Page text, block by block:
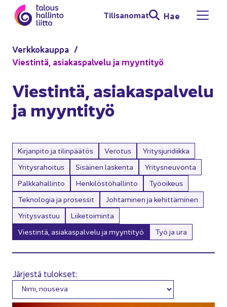
Siir­ry si­säl­töön
Ti­li­sa­no­mat Hae Avaa
Verk­ko­kaup­pa
Vies­tin­tä, asia­kas­pal­ve­lu ja myyn­ti­työ
Vies­tin­tä, asia­kas­pal­ve­lu
ja myyn­ti­työ
Kirjanpito ja tilinpäätös Verotus
Yritysjuridiikka
Yritysrahoitus
Sisäinen laskenta
Yritysneuvonta
Palkkahallinto
Henkilöstöhallinto
Työoikeus
Teknologia ja prosessit
Johtaminen ja kehittäminen
Yritysvastuu
Liiketoiminta
Viestintä, asiakaspalvelu ja myyntityö
Työ ja ura
Järjestä tulokset: